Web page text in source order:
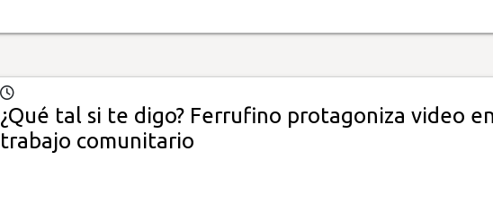
¿Qué tal si te digo? Ferrufino protagoniza video
trabajo comunitario